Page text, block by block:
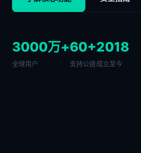
3000万+
全球用户
60+
支持公链
2018
成立至今